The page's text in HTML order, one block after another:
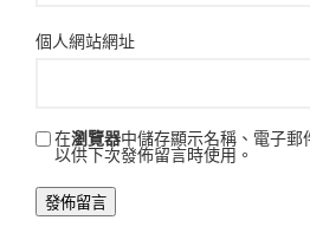
個人網站網址
在瀏覽器中儲存顯示名稱、電子郵
以供下次發佈留言時使用。